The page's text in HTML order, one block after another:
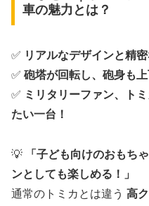
車の魅力とは？
✅ リアルなデザインと精
✅ 砲塔が回転し、砲身も
✅ ミリタリーファン、ト
たい一台！
💡
「子ども向けのおもち
ンとしても楽しめる！」
通常のトミカとは違う 高